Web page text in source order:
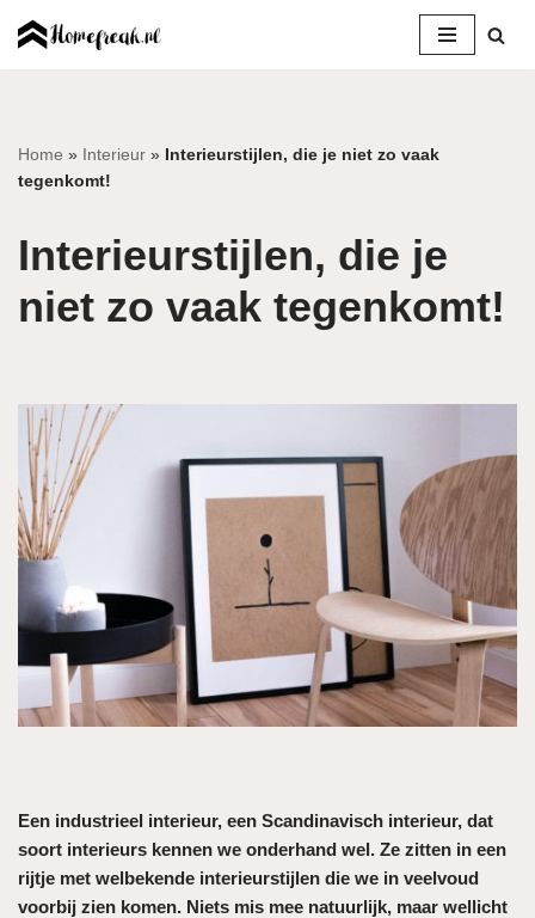
inhoud
Home » Interieur » Interieurstijlen, die je niet zo vaak
tegenkomt!
Interieurstijlen, die je
niet zo vaak tegenkomt!
Een industrieel interieur, een Scandinavisch interieur, dat
soort interieurs kennen we onderhand wel. Ze zitten in een
rijtje met welbekende interieurstijlen die we in veelvoud
voorbij zien komen. Niets mis mee natuurlijk, maar wellicht